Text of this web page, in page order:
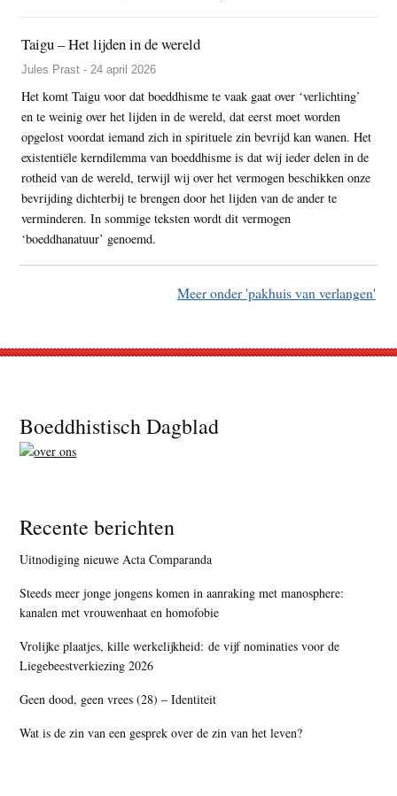
Taigu – Het lijden in de wereld
Jules Prast - 24 april 2026
Het komt Taigu voor dat boeddhisme te vaak gaat over ‘verlichting’
en te weinig over het lijden in de wereld, dat eerst moet worden
opgelost voordat iemand zich in spirituele zin bevrijd kan wanen. Het
existentiële kerndilemma van boeddhisme is dat wij ieder delen in de
rotheid van de wereld, terwijl wij over het vermogen beschikken onze
bevrijding dichterbij te brengen door het lijden van de ander te
verminderen. In sommige teksten wordt dit vermogen
‘boeddhanatuur’ genoemd.
Meer onder 'pakhuis van verlangen'
Footer
Boeddhistisch Dagblad
Recente berichten
Uitnodiging nieuwe Acta Comparanda
Steeds meer jonge jongens komen in aanraking met manosphere:
kanalen met vrouwenhaat en homofobie
Vrolijke plaatjes, kille werkelijkheid: de vijf nominaties voor de
Liegebeestverkiezing 2026
Geen dood, geen vrees (28) – Identiteit
Wat is de zin van een gesprek over de zin van het leven?